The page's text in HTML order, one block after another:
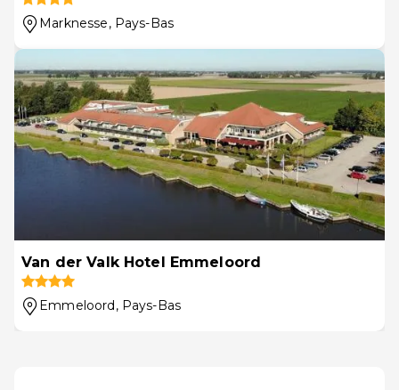
Marknesse, Pays-Bas
Van der Valk Hotel Emmeloord
Emmeloord, Pays-Bas